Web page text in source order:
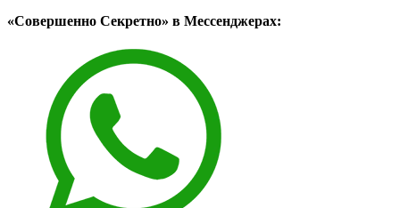
«Совершенно Секретно» в Мессенджерах: